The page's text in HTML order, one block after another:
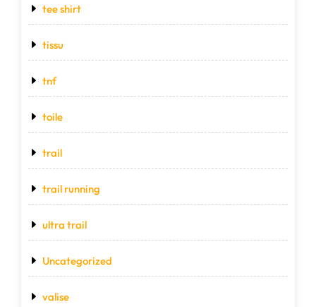
tee shirt
tissu
tnf
toile
trail
trail running
ultra trail
Uncategorized
valise